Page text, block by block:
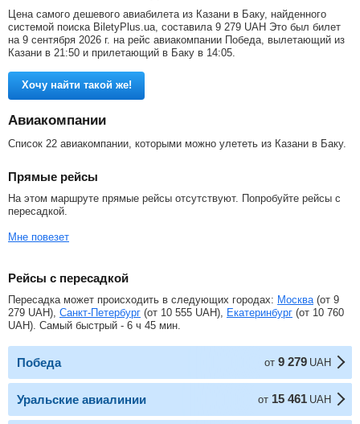
Цена самого дешевого авиабилета из Казани в Баку, найденного
системой поиска BiletyPlus.ua, составила 9 279 UAH Это был билет
на 9 сентября 2026 г. на рейс авиакомпании Победа, вылетающий из
Казани в 21:50 и прилетающий в Баку в 14:05.
Хочу найти такой же!
Авиакомпании
Список 22 авиакомпании, которыми можно улететь из Казани в Баку.
Прямые рейсы
На этом маршруте прямые рейсы отсутствуют. Попробуйте рейсы с
пересадкой.
Мне повезет
Рейсы с пересадкой
Пересадка может происходить в следующих городах: Москва (от 9
279 UAH), Санкт-Петербург (от 10 555 UAH), Екатеринбург (от 10 760
UAH). Самый быстрый - 6 ч 45 мин.
Победа от 9 279 UAH
Уральские авиалинии от 15 461 UAH